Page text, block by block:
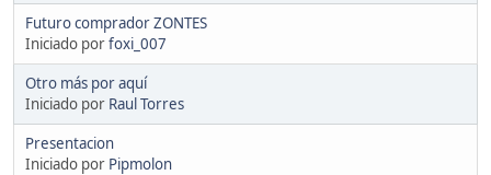
Futuro comprador ZONTES
Iniciado porfoxi_007
Otro más por aquí
Iniciado por Raul Torres
Presentacion
Iniciado por Pipmolon